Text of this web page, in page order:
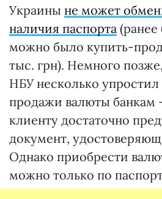
Украины не может
наличия паспорта (ранее
можно было купить-
тыс. грн). Немного
НБУ несколько
продажи валюты банкам
клиенту достаточно
документ,
Однако приобрести
можно только по